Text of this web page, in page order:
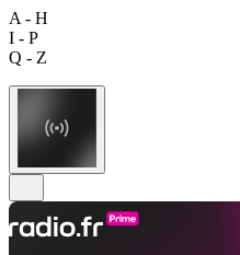
A - H
I - P
Q - Z